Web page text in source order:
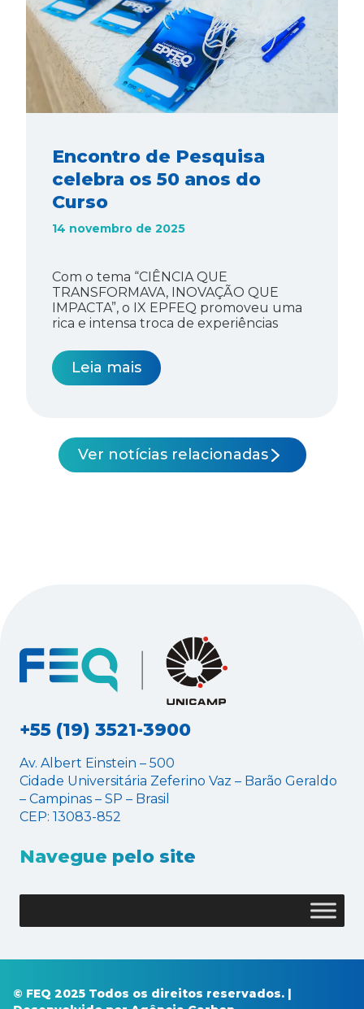
Encontro de Pesquisa
celebra os 50 anos do
Curso
14 novembro de 2025
Com o tema “CIÊNCIA QUE
TRANSFORMAVA, INOVAÇÃO QUE
IMPACTA”, o IX EPFEQ promoveu uma
rica e intensa troca de experiências
Leia mais
Ver notícias relacionadas
+55 (19) 3521-3900
Av. Albert Einstein – 500
Cidade Universitária Zeferino Vaz – Barão Geraldo
– Campinas – SP – Brasil
CEP: 13083-852
Navegue pelo site
© FEQ 2025 Todos os direitos reservados. |